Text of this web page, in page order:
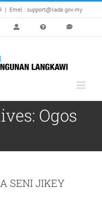
| Emel : support@lada.gov.my
Ogos
SENI JIKEY